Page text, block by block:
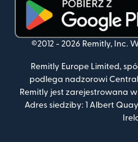
(otwiera się w nowym
©2012 - 2026 Remitly, Inc.
Remitly Europe Limited,
podlega nadzorowi
Remitly jest zarejestrowana
Adres siedziby: 1 Albert